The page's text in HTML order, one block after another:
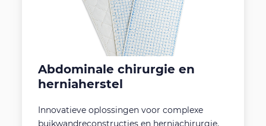
Abdominale chirurgie en
herniaherstel
Innovatieve oplossingen voor complexe
buikwandreconstructies en herniachirurgie.